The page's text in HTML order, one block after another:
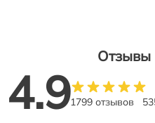
Отзывы
4.91799 отзывов